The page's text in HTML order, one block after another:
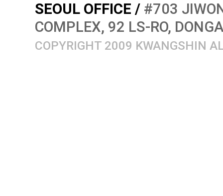
SEOUL OFFICE / #703
COMPLEX, 92 LS-RO,
COPYRIGHT 2009 KWANGSHIN